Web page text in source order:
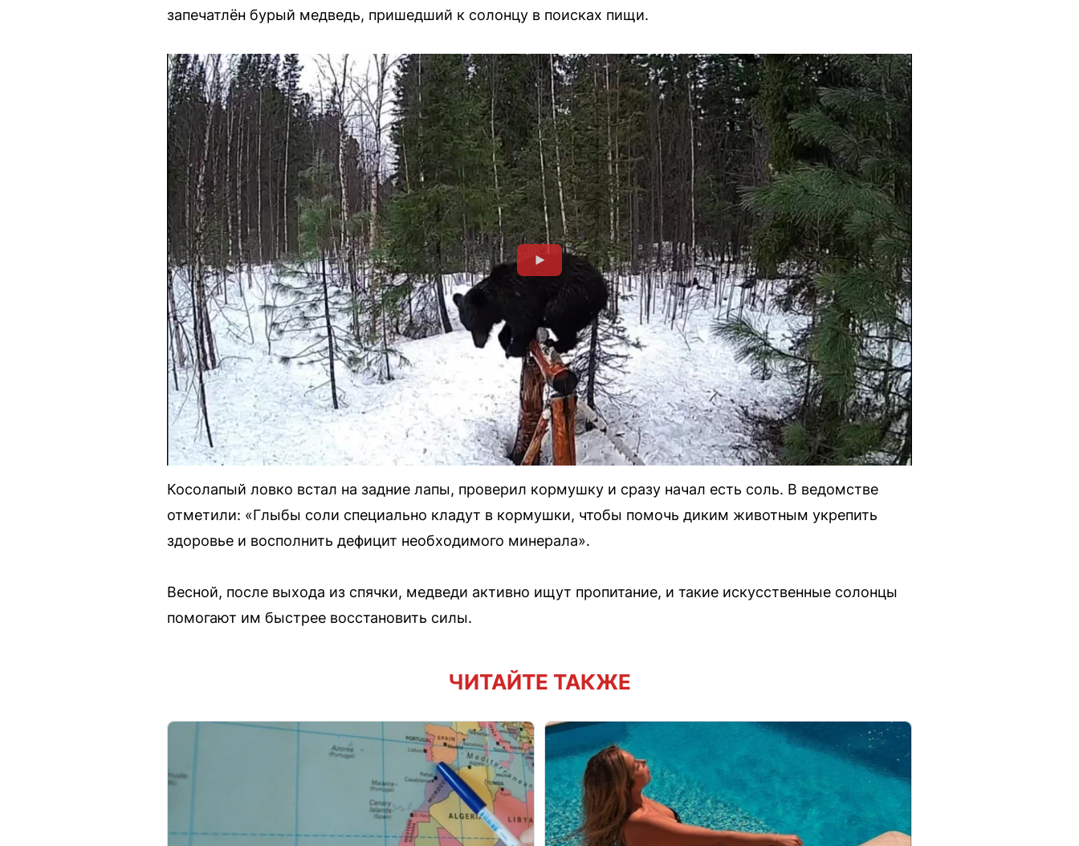
запечатлён бурый медведь, пришедший к солонцу в поисках пищи.
Косолапый ловко встал на задние лапы, проверил кормушку и сразу начал есть соль. В ведомстве
отметили: «Глыбы соли специально кладут в кормушки, чтобы помочь диким животным укрепить
здоровье и восполнить дефицит необходимого минерала».
Весной, после выхода из спячки, медведи активно ищут пропитание, и такие искусственные солонцы
помогают им быстрее восстановить силы.
ЧИТАЙТЕ ТАКЖЕ